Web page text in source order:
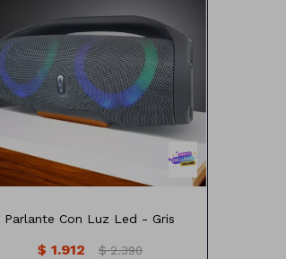
-Bluetooth
-Entradas: DCSV/USB/TF/AUX
-Opción para uso con cable o
inalámbrico
-Tiempo de reproducción 15 horas
-Batería de 10000 mAh
-Resistencia a salpicaduras
Cable auxiliar
Parlante Con Luz Led - Gris
$ 1.912 $ 2.390